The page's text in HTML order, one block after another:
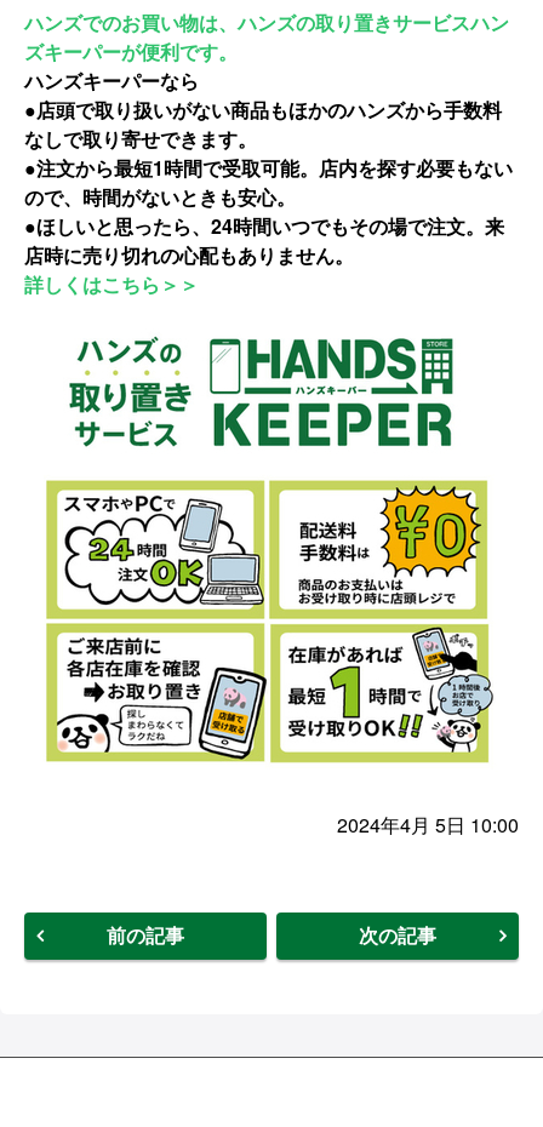
ハンズでのお買い物は、ハンズの取り置きサービスハン
ズキーパーが便利です。
ハンズキーパーなら
●店頭で取り扱いがない商品もほかのハンズから手数料
なしで取り寄せできます。
●注文から最短1時間で受取可能。店内を探す必要もない
ので、時間がないときも安心。
●ほしいと思ったら、24時間いつでもその場で注文。来
店時に売り切れの心配もありません。
詳しくはこちら＞＞
2024年4月 5日 10:00
前の記事 次の記事